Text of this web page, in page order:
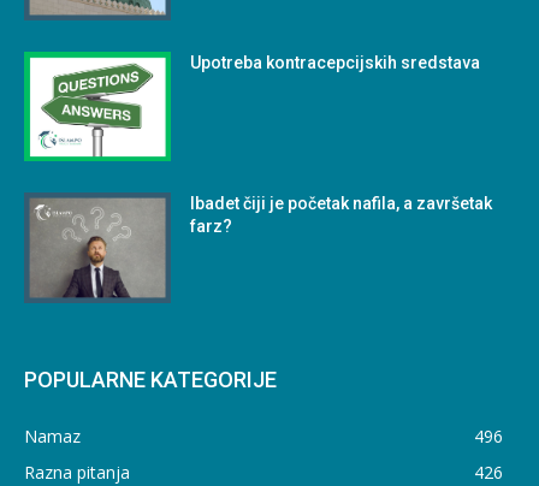
Upotreba kontracepcijskih sredstava
Ibadet čiji je početak nafila, a završetak
farz?
POPULARNE KATEGORIJE
Namaz
496
Razna pitanja
426